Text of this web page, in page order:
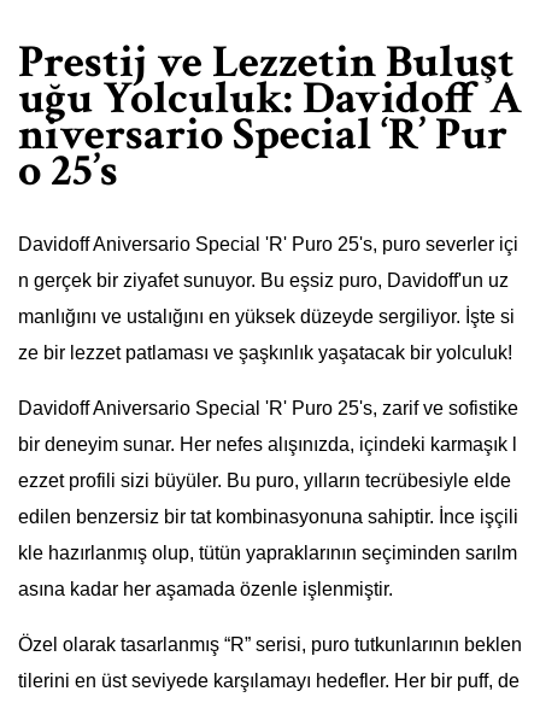
Prestij ve Lezzetin Buluşt
uğu Yolculuk: Davidoff A
niversario Special ‘R’ Pur
o 25’s
Davidoff Aniversario Special 'R' Puro 25's, puro severler içi
n gerçek bir ziyafet sunuyor. Bu eşsiz puro, Davidoff'un uz
manlığını ve ustalığını en yüksek düzeyde sergiliyor. İşte si
ze bir lezzet patlaması ve şaşkınlık yaşatacak bir yolculuk!
Davidoff Aniversario Special 'R' Puro 25's, zarif ve sofistike
bir deneyim sunar. Her nefes alışınızda, içindeki karmaşık l
ezzet profili sizi büyüler. Bu puro, yılların tecrübesiyle elde
edilen benzersiz bir tat kombinasyonuna sahiptir. İnce işçili
kle hazırlanmış olup, tütün yapraklarının seçiminden sarılm
asına kadar her aşamada özenle işlenmiştir.
Özel olarak tasarlanmış “R” serisi, puro tutkunlarının beklen
tilerini en üst seviyede karşılamayı hedefler. Her bir puff, de